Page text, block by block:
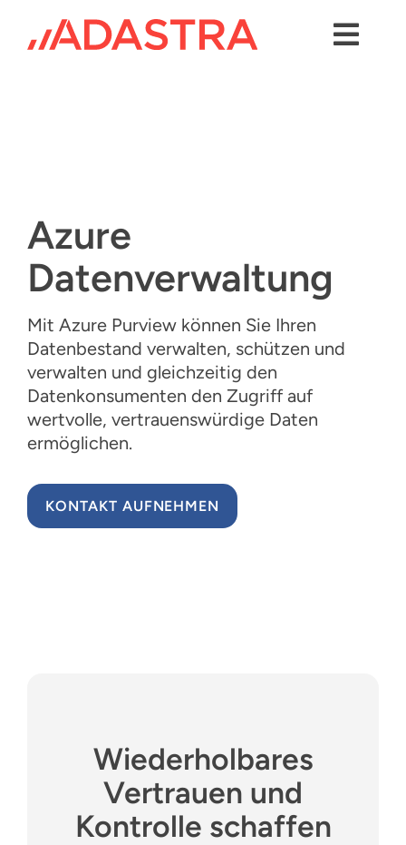
content
Plattformen
Lösungen
Über uns
Success Stories
Ressourcen
Deutsch
Azure
Datenverwaltung
Mit Azure Purview können Sie Ihren
Datenbestand verwalten, schützen und
verwalten und gleichzeitig den
Datenkonsumenten den Zugriff auf
wertvolle, vertrauenswürdige Daten
ermöglichen.
KONTAKT AUFNEHMEN
Wiederholbares
Vertrauen und
Kontrolle schaffen